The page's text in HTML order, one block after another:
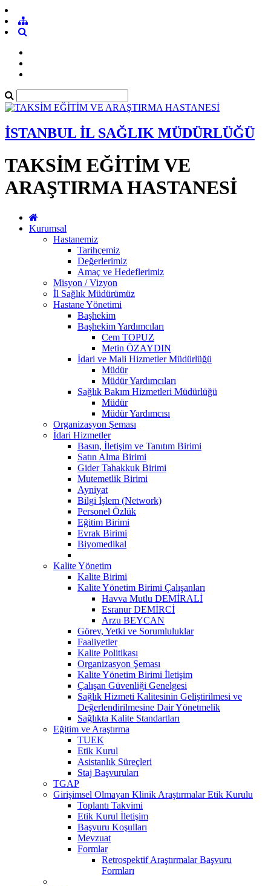
İSTANBUL İL SAĞLIK MÜDÜRLÜĞÜ
TAKSİM EĞİTİM VE
ARAŞTIRMA HASTANESİ
Kurumsal
Hastanemiz
Tarihçemiz
Değerlerimiz
Amaç ve Hedeflerimiz
Misyon / Vizyon
İl Sağlık Müdürümüz
Hastane Yönetimi
Başhekim
Başhekim Yardımcıları
Cem TOPUZ
Metin ÖZAYDIN
İdari ve Mali Hizmetler Müdürlüğü
Müdür
Müdür Yardımcıları
Sağlık Bakım Hizmetleri Müdürlüğü
Müdür
Müdür Yardımcısı
Organizasyon Şeması
İdari Hizmetler
Basın, İletişim ve Tanıtım Birimi
Satın Alma Birimi
Gider Tahakkuk Birimi
Mutemetlik Birimi
Ayniyat
Bilgi İşlem (Network)
Personel Özlük
Eğitim Birimi
Evrak Birimi
Biyomedikal
Kalite Yönetim
Kalite Birimi
Kalite Yönetim Birimi Çalışanları
Havva Mutlu DEMİRALİ
Esranur DEMİRCİ
Arzu BEYCAN
Görev, Yetki ve Sorumluluklar
Faaliyetler
Kalite Politikası
Organizasyon Şeması
Kalite Yönetim Birimi İletişim
Çalışan Güvenliği Genelgesi
Sağlık Hizmeti Kalitesinin Geliştirilmesi ve
Değerlendirilmesine Dair Yönetmelik
Sağlıkta Kalite Standartları
Eğitim ve Araştırma
TUEK
Etik Kurul
Asistanlık Süreçleri
Staj Başvuruları
TGAP
Girişimsel Olmayan Klinik Araştırmalar Etik Kurulu
Toplantı Takvimi
Etik Kurul İletişim
Başvuru Koşulları
Mevzuat
Formlar
Retrospektif Araştırmalar Başvuru
Formları